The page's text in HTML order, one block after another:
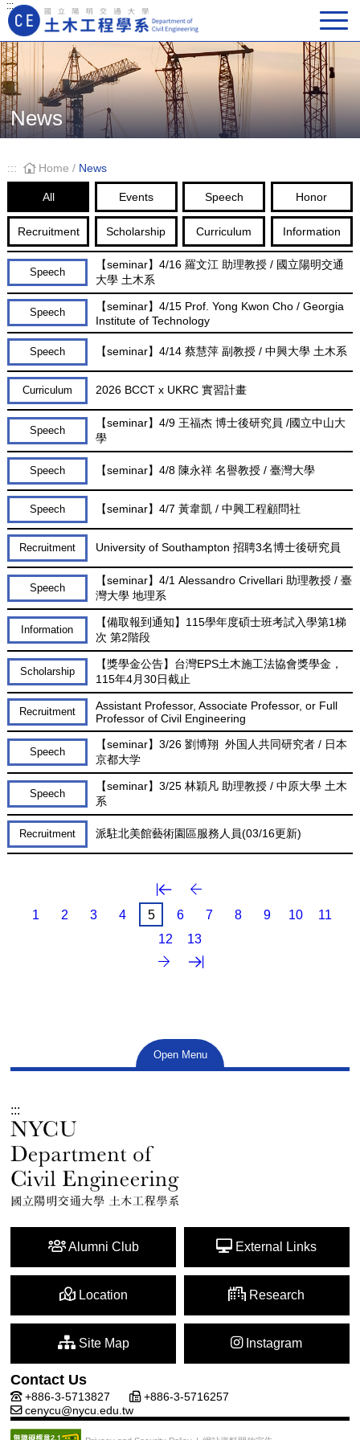
:::
Main Navigation
News
::: Home / News
All Events Speech Honor
Recruitment Scholarship Curriculum Information
Speech
【seminar】4/16 羅文江 助理教授 / 國立陽明交通
大學 土木系
Speech
【seminar】4/15 Prof. Yong Kwon Cho / Georgia
Institute of Technology
Speech 【seminar】4/14 蔡慧萍 副教授 / 中興大學 土木系
Curriculum 2026 BCCT x UKRC 實習計畫
Speech
【seminar】4/9 王福杰 博士後研究員 /國立中山大
學
Speech 【seminar】4/8 陳永祥 名譽教授 / 臺灣大學
Speech 【seminar】4/7 黃韋凱 / 中興工程顧問社
Recruitment University of Southampton 招聘3名博士後研究員
Speech
【seminar】4/1 Alessandro Crivellari 助理教授 / 臺
灣大學 地理系
Information
【備取報到通知】115學年度碩士班考試入學第1梯
次 第2階段
Scholarship
【獎學金公告】台灣EPS土木施工法協會獎學金，
115年4月30日截止
Recruitment
Assistant Professor, Associate Professor, or Full
Professor of Civil Engineering
Speech
【seminar】3/26 劉博翔 外国人共同研究者 / 日本
京都大学
Speech
【seminar】3/25 林穎凡 助理教授 / 中原大學 土木
系
Recruitment 派駐北美館藝術園區服務人員(03/16更新)
第一頁上一頁
1
2 3 4 5 6 7 8 9 10
11
12
13
下一頁最後一頁
Open Menu
:::
Alumni Club External Links
Location Research
Site Map Instagram
Contact Us
+886-3-5713827
+886-3-5716257
cenycu@nycu.edu.tw